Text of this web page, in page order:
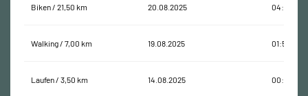
Biken / 21,50 km 20.08.2025 04:22:55
Walking / 7,00 km 19.08.2025 01:55:35
Laufen / 3,50 km 14.08.2025 00:22:59